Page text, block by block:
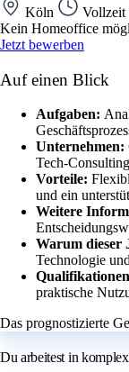
Köln Vollzeit
Kein Homeoffice
Jetzt bewerben
Auf einen Blick
Aufgaben:
Unternehmen:
Tech-
Vorteile:
und ein
Weitere
Warum dieser
Technologie
praktische
Das prognostizierte
Du arbeitest in